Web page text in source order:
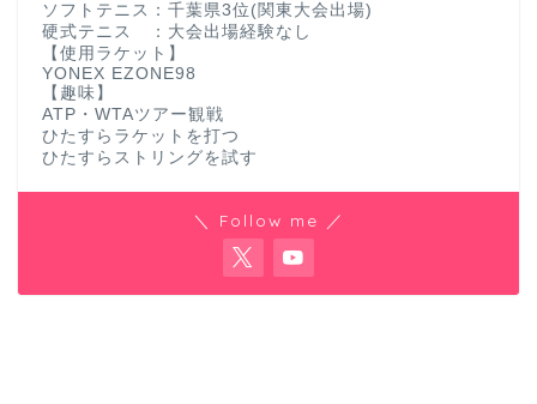
ソフトテニス：千葉県3位(関東大会出場)
硬式テニス ：大会出場経験なし
【使用ラケット】
YONEX EZONE98
【趣味】
ATP・WTAツアー観戦
ひたすらラケットを打つ
ひたすらストリングを試す
＼ Follow me ／